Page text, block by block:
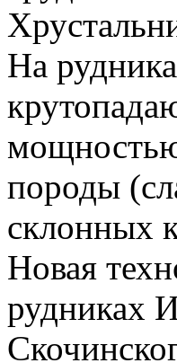
На
породы
склонных
Новая
рудниках